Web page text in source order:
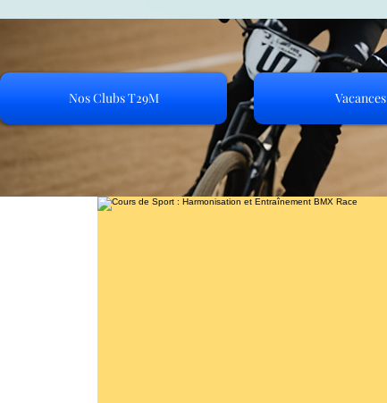
Nos Clubs T29M Vacances